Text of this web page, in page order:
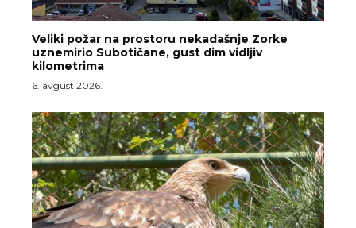
Veliki požar na prostoru nekadašnje Zorke
uznemirio Subotičane, gust dim vidljiv
kilometrima
6. avgust 2026.